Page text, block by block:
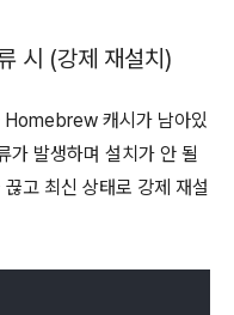
시 (강제 재설치)
Homebrew 캐시가 남아있
발생하며 설치가 안 될
고 최신 상태로 강제 재설